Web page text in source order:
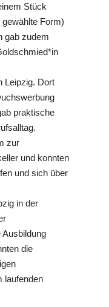
Stück
Form)
gab zudem
Leipzig. Dort
praktische
zur
und konnten
und sich über
in der
die
laufenden